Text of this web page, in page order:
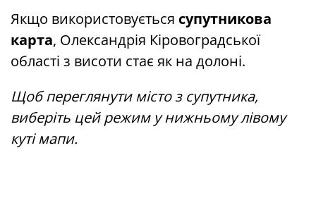
Якщо використовується супутникова
карта, Олександрія Кіровоградської
області з висоти стає як на долоні.
Щоб переглянути місто з супутника,
виберіть цей режим у нижньому лівому
куті мапи.